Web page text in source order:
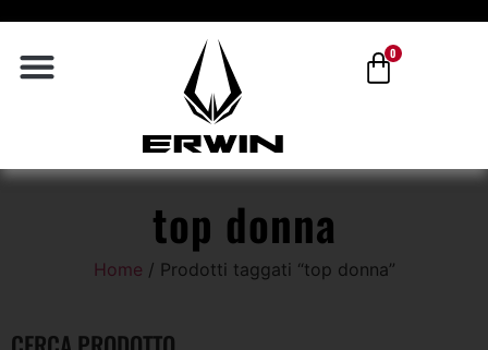
0
top donna
Home / Prodotti taggati “top donna”